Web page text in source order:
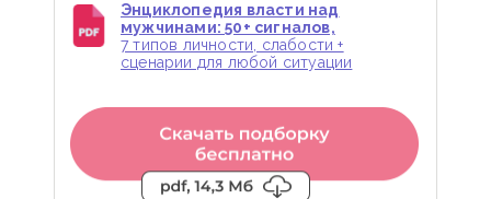
Энциклопедия власти над
мужчинами: 50+ сигналов,
7 типов личности, слабости +
сценарии для любой ситуации